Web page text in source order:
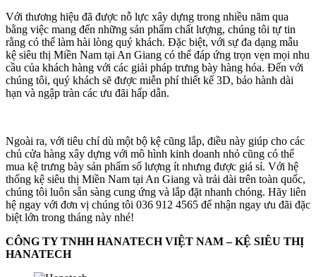
Với thương hiệu đã được nỗ lực xây dựng trong nhiều năm qua
bằng việc mang đến những sản phẩm chất lượng, chúng tôi tự tin
rằng có thể làm hài lòng quý khách. Đặc biệt, với sự đa dạng mẫu
kệ siêu thị Miền Nam tại An Giang có thể đáp ứng trọn vẹn mọi nhu
cầu của khách hàng với các giải pháp trưng bày hàng hóa. Đến với
chúng tôi, quý khách sẽ được miễn phí thiết kế 3D, bảo hành dài
hạn và ngập tràn các ưu đãi hấp dẫn.
Ngoài ra, với tiêu chí dù một bộ kệ cũng lắp, điều này giúp cho các
chủ cửa hàng xây dựng với mô hình kinh doanh nhỏ cũng có thể
mua kệ trưng bày sản phẩm số lượng ít nhưng được giá sỉ. Với hệ
thống kệ siêu thị Miền Nam tại An Giang và trải dài trên toàn quốc,
chúng tôi luôn sẵn sàng cung ứng và lắp đặt nhanh chóng. Hãy liên
hệ ngay với đơn vị chúng tôi 036 912 4565 để nhận ngay ưu đãi đặc
biệt lớn trong tháng này nhé!
CÔNG TY TNHH HANATECH VIỆT NAM – KỆ SIÊU THỊ
HANATECH